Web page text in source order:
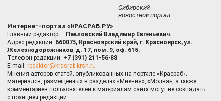
Сибирский
новостной портал
Интернет-портал «КРАСРАБ.РУ»
Главный редактор — Павловский Владимир Евгеньевич.
Адрес редакции: 660075, Красноярский край, г. Красноярск, ул.
Железнодорожников, д. 17, пом. 9, оф. 615.
Телефон редакции: +7 (391) 211-56-88
E-mail: redaktor@krasrab.krsn.ru
Мнения авторов статей, опубликованных на портале «Красраб»,
материалов, размещённых в разделах «Мнения», «Молва», а также
комментариев пользователей к материалам сайта могут не совпадать
с позицией редакции.